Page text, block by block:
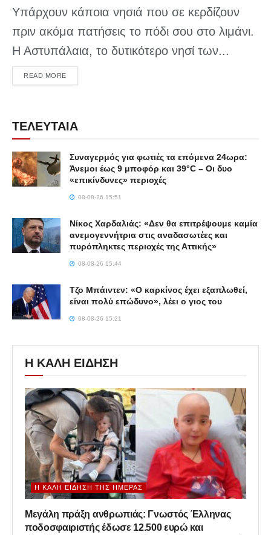
Υπάρχουν κάποια νησιά που σε κερδίζουν
πριν ακόμα πατήσεις το πόδι σου στο λιμάνι.
Η Αστυπάλαια, το δυτικότερο νησί των...
READ MOREDETAILS
ΤΕΛΕΥΤΑΙΑ
Συναγερμός για φωτιές τα επόμενα 24ωρα:
Άνεμοι έως 9 μποφόρ και 39°C – Οι δυο
«επικίνδυνες» περιοχές
08-08-26 15:51
Νίκος Χαρδαλιάς: «Δεν θα επιτρέψουμε καμία
ανεμογεννήτρια στις αναδασωτέες και
πυρόπληκτες περιοχές της Αττικής»
08-08-26 15:44
Τζο Μπάιντεν: «Ο καρκίνος έχει εξαπλωθεί,
είναι πολύ επώδυνο», λέει ο γιος του
08-08-26 15:21
Η ΚΑΛΗ ΕΙΔΗΣΗ
Η ΚΑΛΉ ΕΊΔΗΣΗ ΤΗΣ ΗΜΈΡΑΣ
Μεγάλη πράξη ανθρωπιάς: Γνωστός Έλληνας
ποδοσφαιριστής έδωσε 12.500 ευρώ και